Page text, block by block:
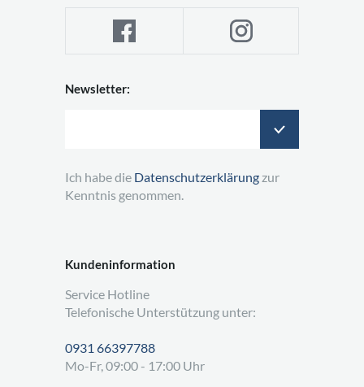
Kundeninformation
Service Hotline
Telefonische Unterstützung unter:
0931 66397788
Mo-Fr, 09:00 - 17:00 Uhr
Newsletter:
Ich habe die Datenschutzerklärung zur
Kenntnis genommen.